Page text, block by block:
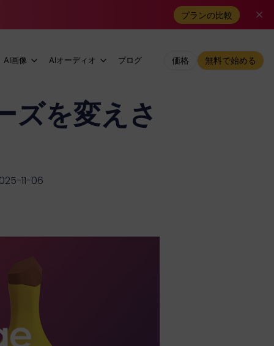
プランの比較
AI画像 AIオーディオ ブログ 価格 無料で始める
ズを変えさ
11-06